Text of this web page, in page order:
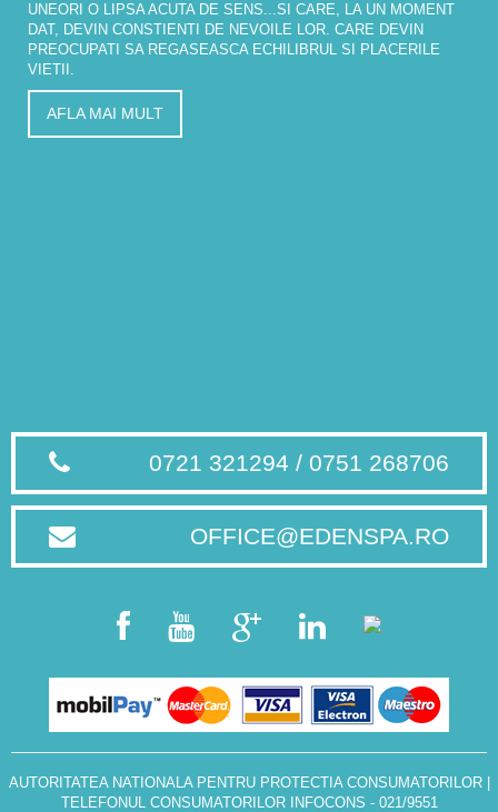
UNEORI O LIPSA ACUTA DE SENS...SI CARE, LA UN MOMENT
DAT, DEVIN CONSTIENTI DE NEVOILE LOR. CARE DEVIN
PREOCUPATI SA REGASEASCA ECHILIBRUL SI PLACERILE
VIETII.
AFLA MAI MULT
0721 321294 / 0751 268706
OFFICE@EDENSPA.RO
AUTORITATEA NATIONALA PENTRU PROTECTIA CONSUMATORILOR|
TELEFONUL CONSUMATORILOR INFOCONS - 021/9551